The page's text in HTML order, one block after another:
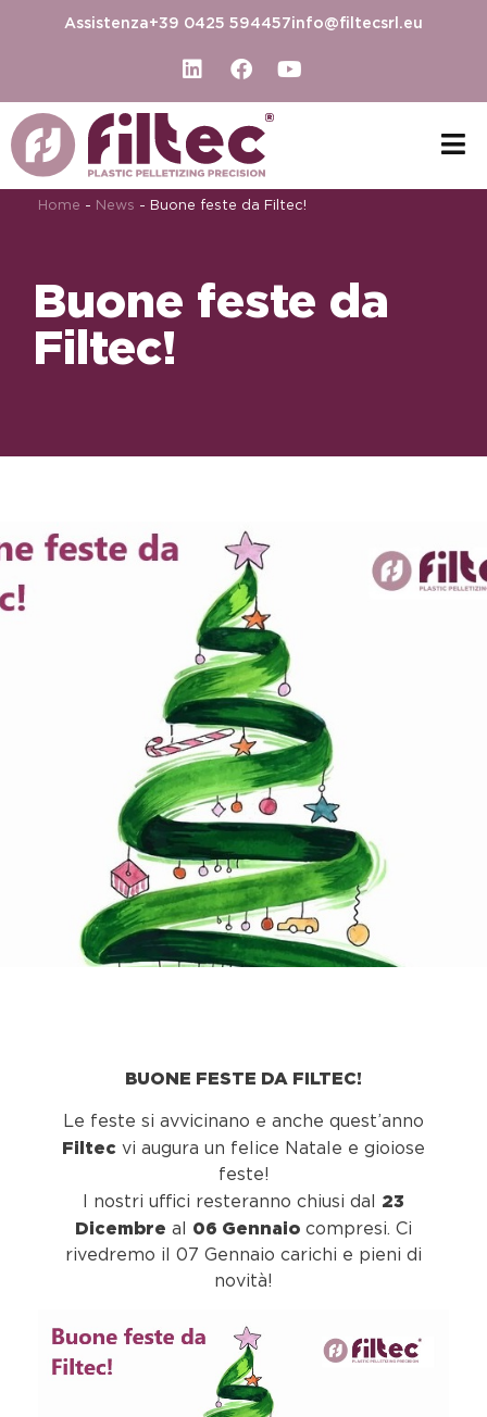
Assistenza+39 0425 594457info@filtecsrl.eu
Home - News - Buone feste da Filtec!
Buone feste da
Filtec!
BUONE FESTE DA FILTEC!
Le feste si avvicinano e anche quest’anno
Filtec vi augura un felice Natale e gioiose
feste!
I nostri uffici resteranno chiusi dal 23
Dicembre al 06 Gennaio compresi. Ci
rivedremo il 07 Gennaio carichi e pieni di
novità!